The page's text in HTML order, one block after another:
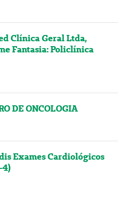
Clínica Geral Ltda,
Fantasia: Policlínica
DE ONCOLOGIA
Exames Cardiológicos
4)